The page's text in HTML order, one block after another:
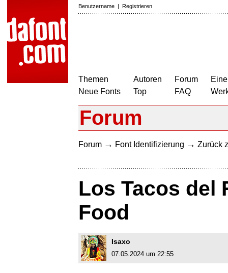
Benutzername | Registrieren
Themen
Neue Fonts
Autoren
Top
Forum
FAQ
Forum
Forum → Font Identifizierung → Zurück
Los Tacos del
Food
Isaxo
07.05.2024 um 22:55